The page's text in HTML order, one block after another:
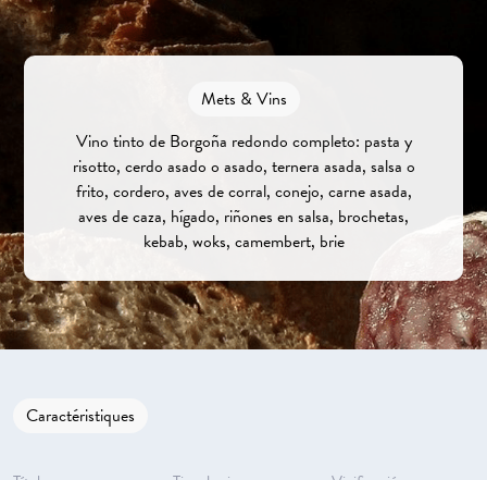
Mets & Vins
Vino tinto de Borgoña redondo completo: pasta y
risotto, cerdo asado o asado, ternera asada, salsa o
frito, cordero, aves de corral, conejo, carne asada,
aves de caza, hígado, riñones en salsa, brochetas,
kebab, woks, camembert, brie
Caractéristiques